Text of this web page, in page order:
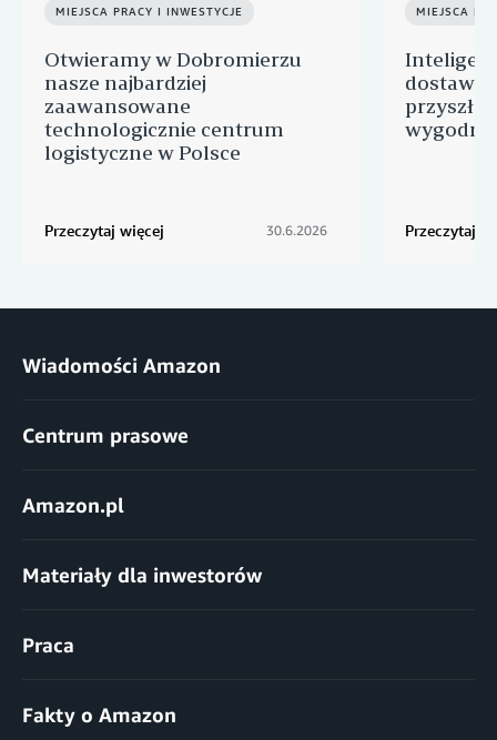
MIEJSCA PRACY I INWESTYCJE
Otwieramy w Dobromierzu
nasze najbardziej
zaawansowane
technologicznie centrum
logistyczne w Polsce
Przeczytaj więcej 30.6.2026
MIEJSCA
Przeczytaj
Wiadomości Amazon
Centrum prasowe
Amazon.pl
Materiały dla inwestorów
Praca
Fakty o Amazon